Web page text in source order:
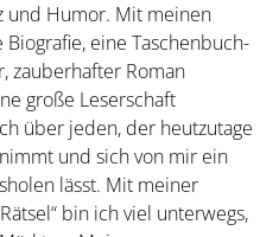
und Humor. Mit meinen
eine Taschenbuch-
zauberhafter Roman
große Leserschaft
über jeden, der heutzutage
und sich von mir ein
lässt. Mit meiner
bin ich viel unterwegs,